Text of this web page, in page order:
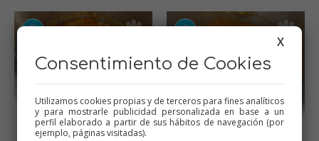
Sofrito Triturar un poco
X
Consentimiento de Cookies
Utilizamos cookies propias y de terceros para fines analíticos
y para mostrarle publicidad personalizada en base a un
perfil elaborado a partir de sus hábitos de navegación (por
ejemplo, páginas visitadas).